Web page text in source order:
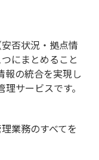
否状況・拠点情
にまとめること
報の統合を実現し
サービスです。
業務のすべてを